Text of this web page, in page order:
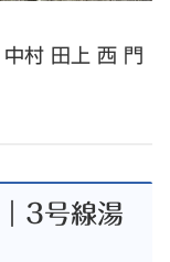
村 田上 西 門
3号線湯